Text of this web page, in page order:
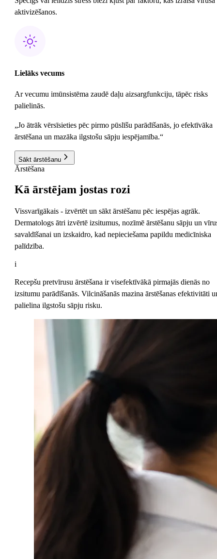
aktivizēšanos.
Lielāks vecums
Ar vecumu imūnsistēma zaudē daļu aizsargfunkciju, tāpēc risks
palielinās.
„Jo ātrāk vērsīsieties pēc pirmo pūslīšu parādīšanās, jo efektīvāka
ārstēšana un mazāka ilgstošu sāpju iespējamība.“
Sākt ārstēšanu
Ārstēšana
Kā ārstējam jostas rozi
Vissvarīgākais - izvērtēt un sākt ārstēšanu pēc iespējas agrāk.
Dermatologs ātri izvērtē izsitumus, nozīmē ārstēšanu sāpju un
savaldīšanai un izskaidro, kad nepieciešama papildu medicīniska
palīdzība.
i
Recepšu pretvīrusu ārstēšana ir visefektīvākā pirmajās dienās no
izsitumu parādīšanās. Vilcināšanās mazina ārstēšanas efektivitāti
palielina ilgstošu sāpju risku.